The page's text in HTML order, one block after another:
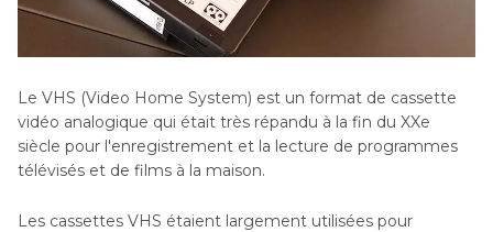
Le VHS (Video Home System) est un format de cassette
vidéo analogique qui était très répandu à la fin du XXe
siècle pour l'enregistrement et la lecture de programmes
télévisés et de films à la maison.
Les cassettes VHS étaient largement utilisées pour